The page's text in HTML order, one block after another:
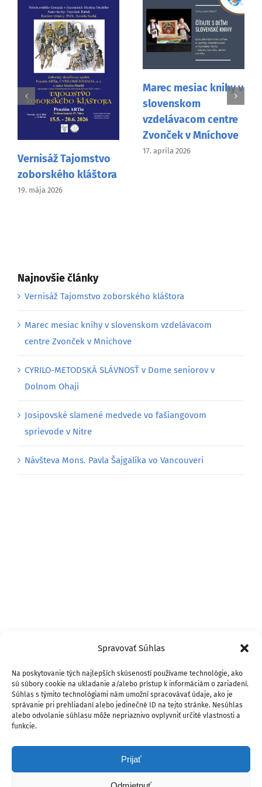
Spravovať Súhlas
Na poskytovanie tých najlepších skúseností používame technológie, ako
sú súbory cookie na ukladanie a/alebo prístup k informáciám o zariadení.
Súhlas s týmito technológiami nám umožní spracovávať údaje, ako je
správanie pri prehliadaní alebo jedinečné ID na tejto stránke. Nesúhlas
alebo odvolanie súhlasu môže nepriaznivo ovplyvniť určité vlastnosti a
funkcie.
Prijať
Vernisáž Tajomstvo
zoborského kláštora
19. mája 2026
Marec mesiac knihy v
slovenskom
vzdelávacom centre
Zvonček v Mníchove
17. apríla 2026
Najnovšie články
Vernisáž Tajomstvo zoborského kláštora
Marec mesiac knihy v slovenskom vzdelávacom
centre Zvonček v Mníchove
CYRILO-METODSKÁ SLÁVNOSŤ v Dome seniorov v
Dolnom Ohaji
Josipovské slamené medvede vo fašiangovom
sprievode v Nitre
Návšteva Mons. Pavla Šajgalíka vo Vancouveri